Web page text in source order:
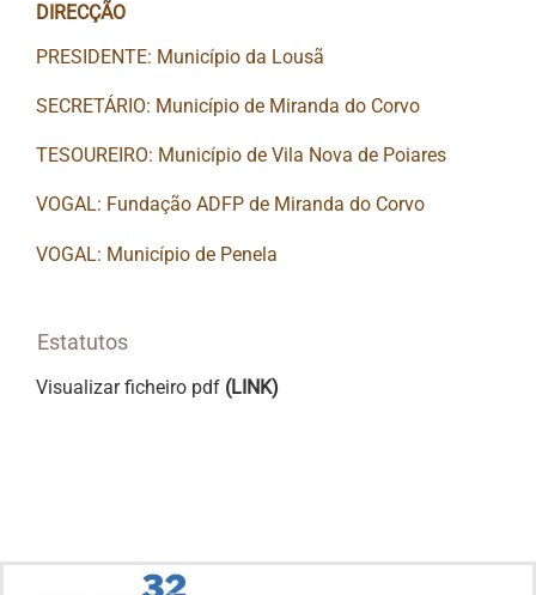
DIRECÇÃO
PRESIDENTE: Município da Lousã
SECRETÁRIO: Município de Miranda do Corvo
TESOUREIRO: Município de Vila Nova de Poiares
VOGAL: Fundação ADFP de Miranda do Corvo
VOGAL: Município de Penela
Estatutos
Visualizar ficheiro pdf (LINK)